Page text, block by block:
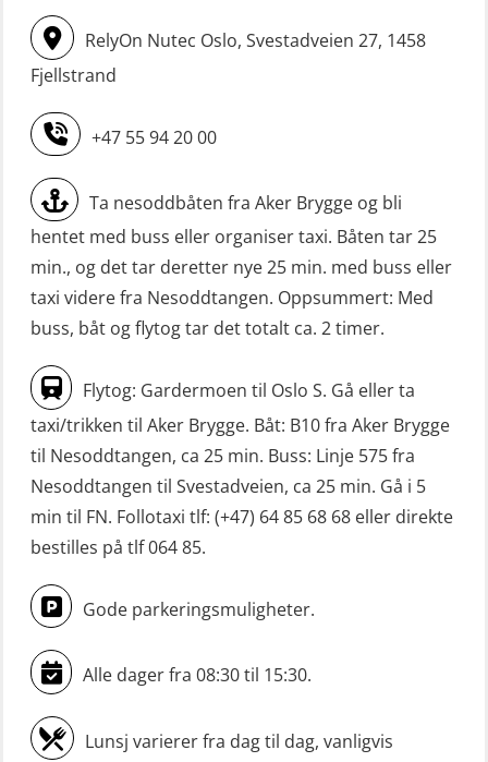
Livbåtfører FF1200 repetisjon
simulator (OSE161)
Livbåtfører Sliskelivbåt grunnkurs
m/E-læring (OSEBLE006)
Livbåtfører fritt fall FF48 repetisjon
(OSE1471)
Livbåtfører grunnkurs m/E-læring
FF1200 (OSE1424)
Livbåtfører grunnkurs m/E-læring
FF1200 simulator (OSEBLE007)
Livbåtfører grunnkurs m/E-læring
FF48 og FF1000D (OSEBLE004)
Livbåtfører grunnkurs m/E-læring
Konvensjonell livbåt (OSEBLE005)
Livbåtfører konvensjonell livbåt –
grunnleggende (OSE135)
Livbåtfører konvensjonell repetisjon
(OSE1361)
repetisjon (OSE106)
(MSE113)
STCW oppgradering for
dekksoffiserer uten fartstid 66 t
(MBS124)
STCW oppgradering for
maskinoffiserer uten fartstid 66 t
(MBS125)
Sikkerhetskurs for ansatte på
oppdrettsanlegg (LBS100)
Sjøfolk med særskilte sikringsplikter
(MBS1191)
Ulykkesgransking – Webinar (LSP103)
VHF / SRC 2 dager (ORC104)
Videregående sikkerhetsopplæring
for skipsoffiserer (MBS100)
RelyOn Nutec Oslo, Svestadveien 27, 1458
Fjellstrand
+47 55 94 20 00
Ta nesoddbåten fra Aker Brygge og bli
hentet med buss eller organiser taxi. Båten tar 25
min., og det tar deretter nye 25 min. med buss eller
taxi videre fra Nesoddtangen. Oppsummert: Med
buss, båt og flytog tar det totalt ca. 2 timer.
Flytog: Gardermoen til Oslo S. Gå eller ta
taxi/trikken til Aker Brygge. Båt: B10 fra Aker Brygge
til Nesoddtangen, ca 25 min. Buss: Linje 575 fra
Nesoddtangen til Svestadveien, ca 25 min. Gå i 5
min til FN. Follotaxi tlf: (+47) 64 85 68 68 eller direkte
bestilles på tlf 064 85.
Gode parkeringsmuligheter.
Alle dager fra 08:30 til 15:30.
Lunsj varierer fra dag til dag, vanligvis